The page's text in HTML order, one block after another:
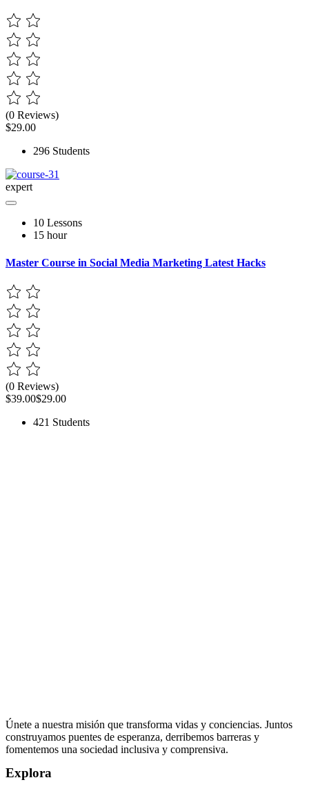
(0 Reviews)
$29.00
296 Students
expert
10 Lessons
15 hour
Master Course in Social Media Marketing Latest Hacks
(0 Reviews)
$39.00$29.00
421 Students
Únete a nuestra misión que transforma vidas y conciencias. Juntos
construyamos puentes de esperanza, derribemos barreras y
fomentemos una sociedad inclusiva y comprensiva.
Explora